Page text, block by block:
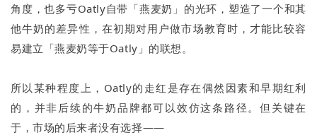
角度，也多亏Oatly自带「燕麦奶」的光环，塑造了一个和其
他牛奶的差异性，在初期对用户做市场教育时，才能比较容
易建立「燕麦奶等于Oatly」的联想。
所以某种程度上，Oatly的走红是存在偶然因素和早期红利
的，并非后续的牛奶品牌都可以效仿这条路径。但关键在
于，市场的后来者没有选择——